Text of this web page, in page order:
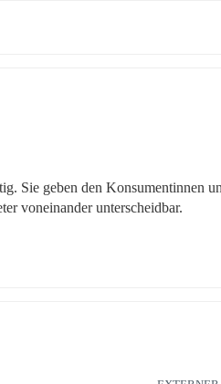
Sie geben den Konsumentinnen
voneinander unterscheidbar.